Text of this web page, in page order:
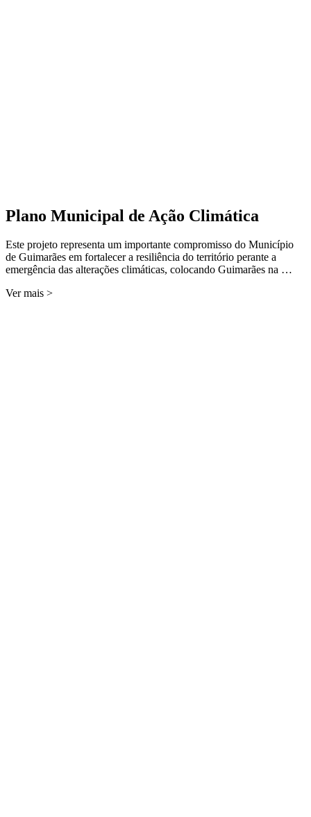
Plano Municipal de Ação Climática
Este projeto representa um importante compromisso do Município
de Guimarães em fortalecer a resiliência do território perante a
emergência das alterações climáticas, colocando Guimarães na …
Ver mais >